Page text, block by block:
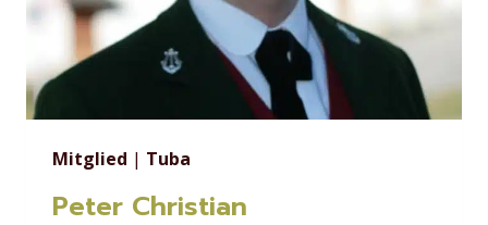
Mitglied | Tuba
Peter Christian